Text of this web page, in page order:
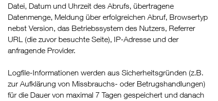
Datei, Datum und Uhrzeit des Abrufs, übertragene
Datenmenge, Meldung über erfolgreichen Abruf, Browsertyp
nebst Version, das Betriebssystem des Nutzers, Referrer
URL (die zuvor besuchte Seite), IP-Adresse und der
anfragende Provider.
Logfile-Informationen werden aus Sicherheitsgründen (z.B.
zur Aufklärung von Missbrauchs- oder Betrugshandlungen)
für die Dauer von maximal 7 Tagen gespeichert und danach